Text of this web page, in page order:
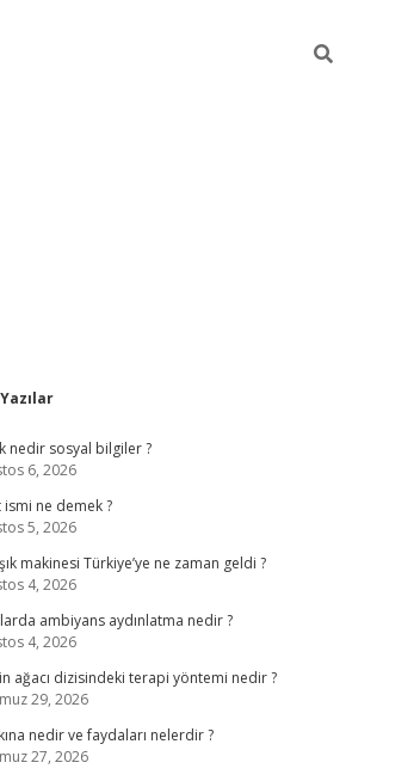
nedir sosyal bilgiler ?
6, 2026
ismi ne demek ?
5, 2026
makinesi Türkiye’ye ne zaman geldi ?
4, 2026
ambiyans aydınlatma nedir ?
4, 2026
ağacı dizisindeki terapi yöntemi nedir ?
29, 2026
nedir ve faydaları nelerdir ?
27, 2026